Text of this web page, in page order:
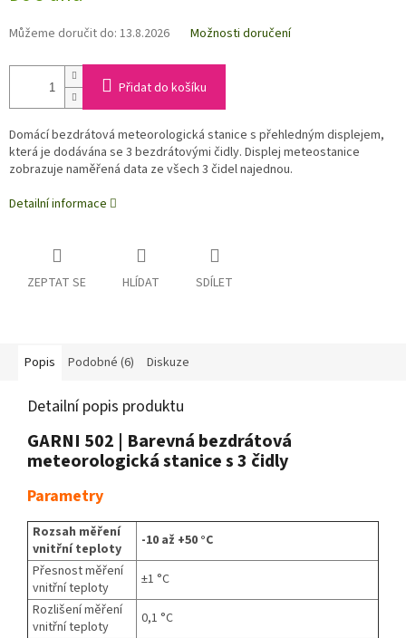
Můžeme doručit do: 13.8.2026 Možnosti doručení
Přidat do košíku
Domácí bezdrátová meteorologická stanice s přehledným displejem,
která je dodávána se 3 bezdrátovými čidly. Displej meteostanice
zobrazuje naměřená data ze všech 3 čidel najednou.
Detailní informace
ZEPTAT SE HLÍDAT SDÍLET
Popis Podobné (6) Diskuze
Detailní popis produktu
GARNI 502 | Barevná bezdrátová
meteorologická stanice s 3 čidly
Parametry
Rozsah měření
vnitřní teploty
-10 až +50 °C
Přesnost měření
vnitřní teploty
±1 °C
Rozlišení měření
vnitřní teploty
0,1 °C